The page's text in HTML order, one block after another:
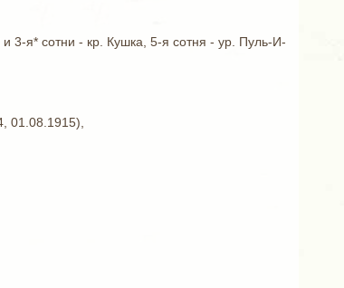
3-я* сотни - кр. Кушка, 5-я сотня - ур. Пуль-И-
01.08.1915),